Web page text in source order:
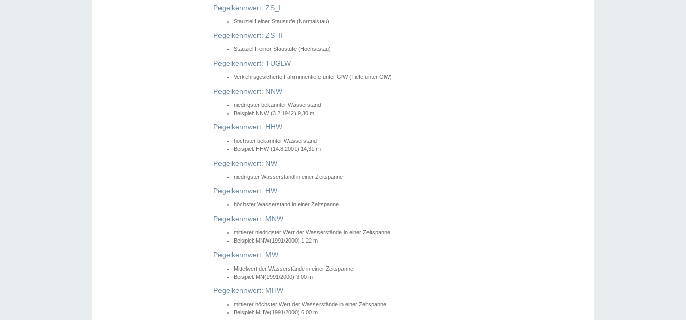
Pegelkennwert: ZS_I
Stauziel I einer Staustufe (Normalstau)
Pegelkennwert: ZS_II
Stauziel II einer Staustufe (Höchststau)
Pegelkennwert: TUGLW
Verkehrsgesicherte Fahrrinnentiefe unter GlW (Tiefe unter GlW)
Pegelkennwert: NNW
niedrigster bekannter Wasserstand
Beispiel: NNW (3.2.1942) 9,30 m
Pegelkennwert: HHW
höchster bekannter Wasserstand
Beispiel: HHW (14.8.2001) 14,31 m
Pegelkennwert: NW
niedrigster Wasserstand in einer Zeitspanne
Pegelkennwert: HW
höchster Wasserstand in einer Zeitspanne
Pegelkennwert: MNW
mittlerer niedrigster Wert der Wasserstände in einer Zeitspanne
Beispiel: MNW(1991/2000) 1,22 m
Pegelkennwert: MW
Mittelwert der Wasserstände in einer Zeitspanne
Beispiel: MN(1991/2000) 3,00 m
Pegelkennwert: MHW
mittlerer höchster Wert der Wasserstände in einer Zeitspanne
Beispiel: MHW(1991/2000) 6,00 m